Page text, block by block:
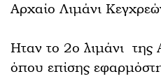
Αρχαίο Λιμάνι
Ηταν το 2ο λιμάνι της
όπου επίσης